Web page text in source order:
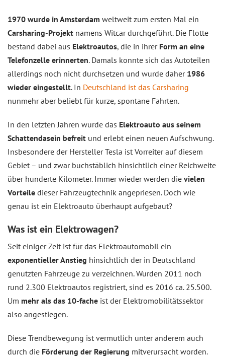
1970 wurde in Amsterdam weltweit zum ersten Mal ein
Carsharing-Projekt namens Witcar durchgeführt. Die Flotte
bestand dabei aus Elektroautos, die in ihrer Form an eine
Telefonzelle erinnerten. Damals konnte sich das Autoteilen
allerdings noch nicht durchsetzen und wurde daher 1986
wieder eingestellt. In Deutschland ist das Carsharing
nunmehr aber beliebt für kurze, spontane Fahrten.
In den letzten Jahren wurde das Elektroauto aus seinem
Schattendasein befreit und erlebt einen neuen Aufschwung.
Insbesondere der Hersteller Tesla ist Vorreiter auf diesem
Gebiet – und zwar buchstäblich hinsichtlich einer Reichweite
über hunderte Kilometer. Immer wieder werden die vielen
Vorteile dieser Fahrzeugtechnik angepriesen. Doch wie
genau ist ein Elektroauto überhaupt aufgebaut?
Was ist ein Elektrowagen?
Seit einiger Zeit ist für das Elektroautomobil ein
exponentieller Anstieg hinsichtlich der in Deutschland
genutzten Fahrzeuge zu verzeichnen. Wurden 2011 noch
rund 2.300 Elektroautos registriert, sind es 2016 ca. 25.500.
Um mehr als das 10-fache ist der Elektromobilitätssektor
also angestiegen.
Diese Trendbewegung ist vermutlich unter anderem auch
durch die Förderung der Regierung mitverursacht worden.